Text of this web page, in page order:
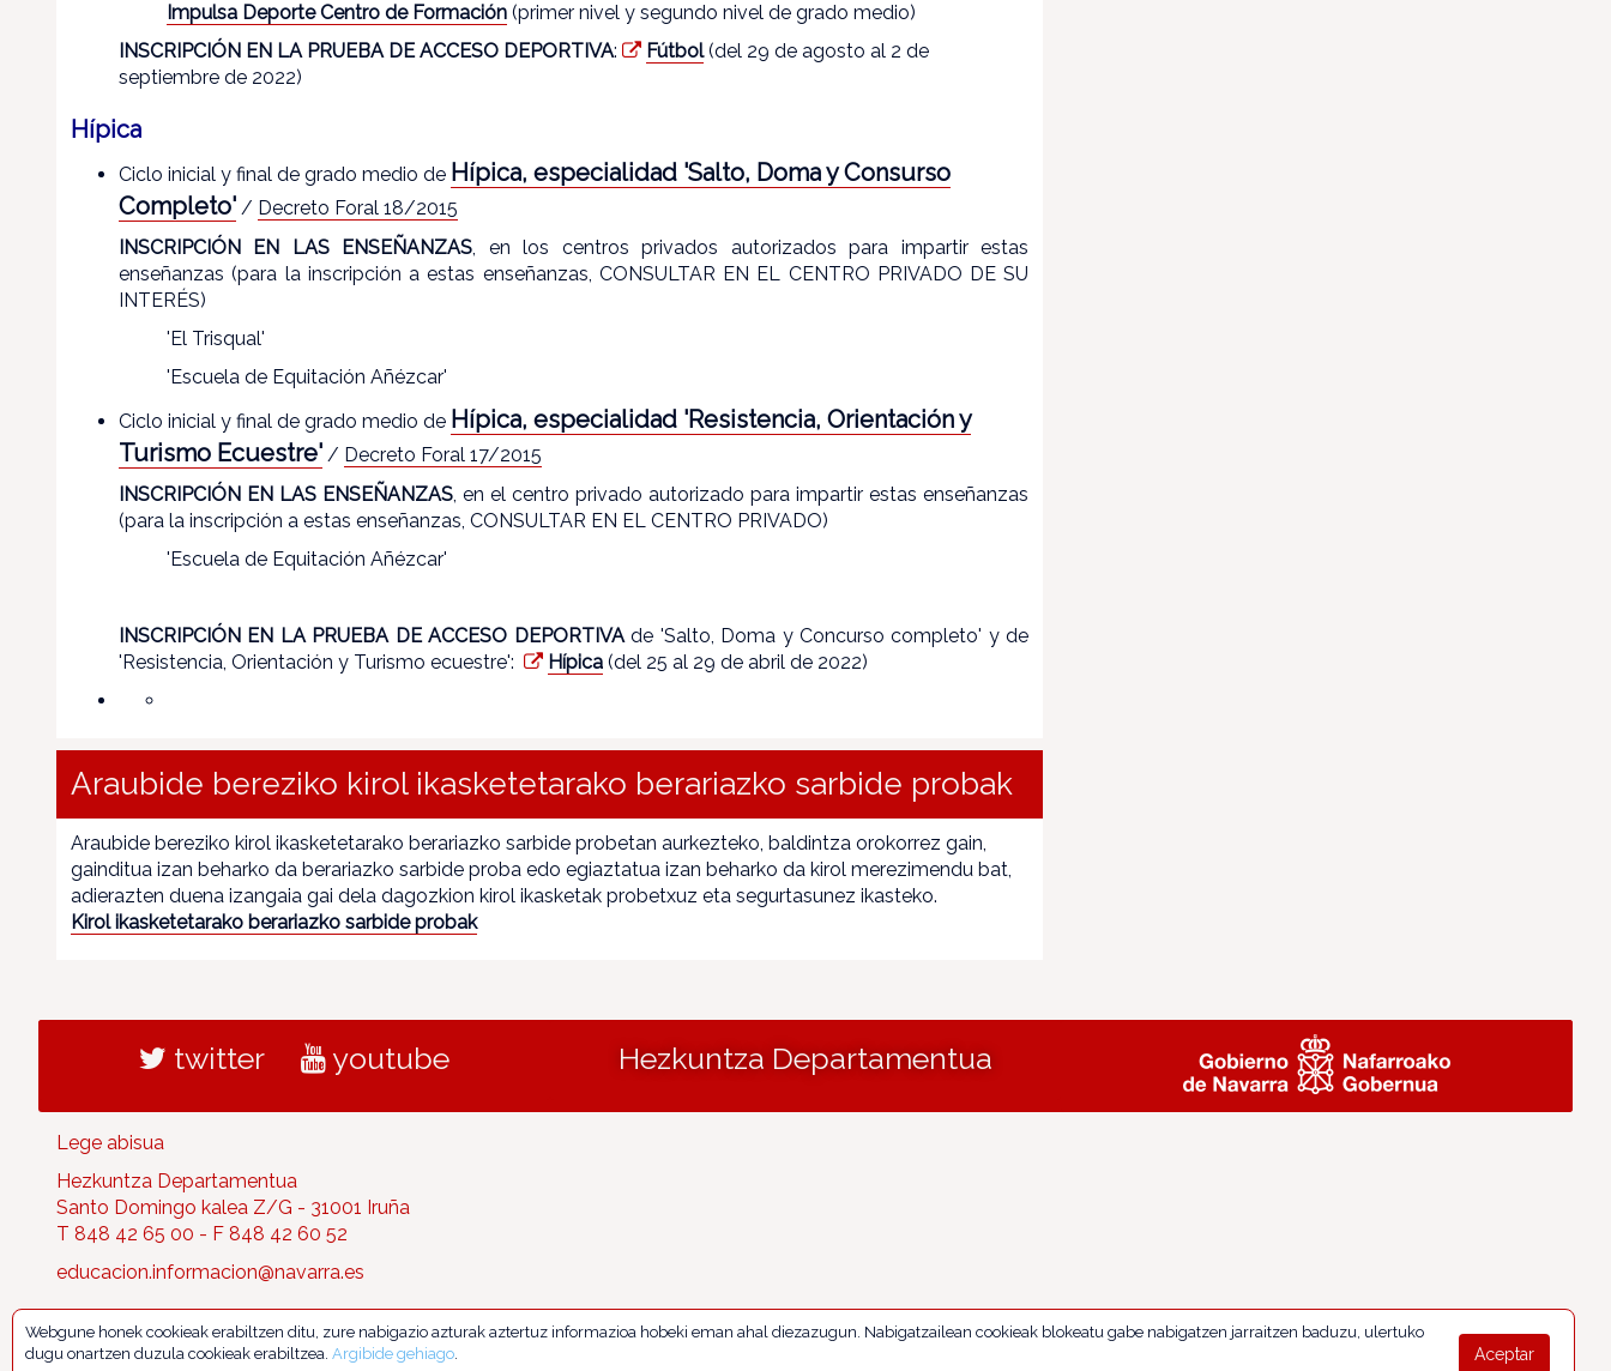
Impulsa Deporte Centro de Formación (primer nivel y segundo nivel de grado medio)
INSCRIPCIÓN EN LA PRUEBA DE ACCESO DEPORTIVA: Fútbol(del 29 de agosto al 2 de
septiembre de 2022)
Hípica
Ciclo inicial y final de grado medio de Hípica, especialidad 'Salto, Doma y Consurso
Completo' / Decreto Foral 18/2015
INSCRIPCIÓN EN LAS ENSEÑANZAS, en los centros privados autorizados para impartir estas
enseñanzas (para la inscripción a estas enseñanzas, CONSULTAR EN EL CENTRO PRIVADO DE SU
INTERÉS)
'El Trisqual'
'Escuela de Equitación Añézcar'
Ciclo inicial y final de grado medio de Hípica, especialidad 'Resistencia, Orientación y
Turismo Ecuestre' / Decreto Foral 17/2015
INSCRIPCIÓN EN LAS ENSEÑANZAS, en el centro privado autorizado para impartir estas enseñanzas
(para la inscripción a estas enseñanzas, CONSULTAR EN EL CENTRO PRIVADO)
'Escuela de Equitación Añézcar'
INSCRIPCIÓN EN LA PRUEBA DE ACCESO DEPORTIVAde 'Salto, Doma y Concurso completo' y de
'Resistencia, Orientación y Turismo ecuestre':
Hípica (del 25 al 29 de abril de 2022)
Araubide bereziko kirol ikasketetarako berariazko sarbide probak
Araubide bereziko kirol ikasketetarako berariazko sarbide probetan aurkezteko, baldintza orokorrez gain,
gainditua izan beharko da berariazko sarbide proba edo egiaztatua izan beharko da kirol merezimendu bat,
adierazten duena izangaia gai dela dagozkion kirol ikasketak probetxuz eta segurtasunez ikasteko.
Kirol ikasketetarako berariazko sarbide probak
twitter youtube Hezkuntza Departamentua
Lege abisua
Hezkuntza Departamentua
Santo Domingo kalea Z/G - 31001 Iruña
T 848 42 65 00 - F 848 42 60 52
educacion.informacion@navarra.es
Aceptar
Webgune honek cookieak erabiltzen ditu, zure nabigazio azturak aztertuz informazioa hobeki eman ahal diezazugun. Nabigatzailean cookieak blokeatu gabe nabigatzen jarraitzen baduzu, ulertuko
dugu onartzen duzula cookieak erabiltzea. Argibide gehiago.